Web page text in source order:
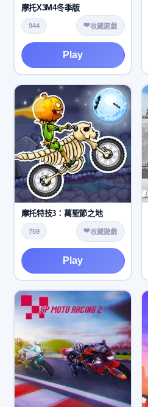
摩托X3M4冬季版
944 ❤️收藏遊戲
Play
摩托特技3：萬聖節之地
759 ❤️收藏遊戲
Play